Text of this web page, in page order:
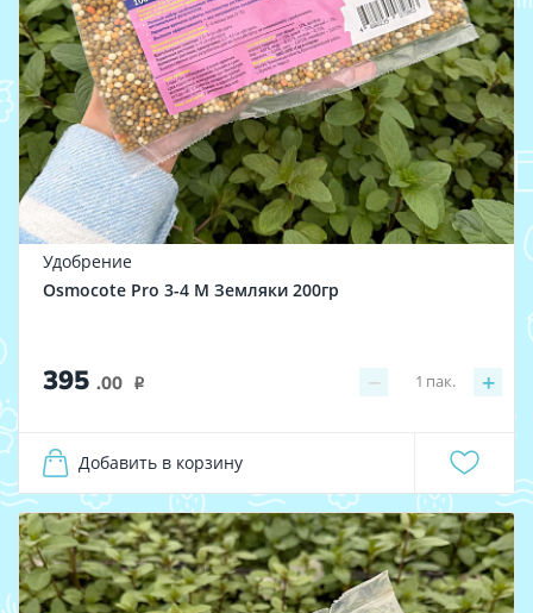
Удобрение
Osmocote Pro 3-4 M Земляки 200гр
395 .00 i − +
1 пак.
Добавить в корзину